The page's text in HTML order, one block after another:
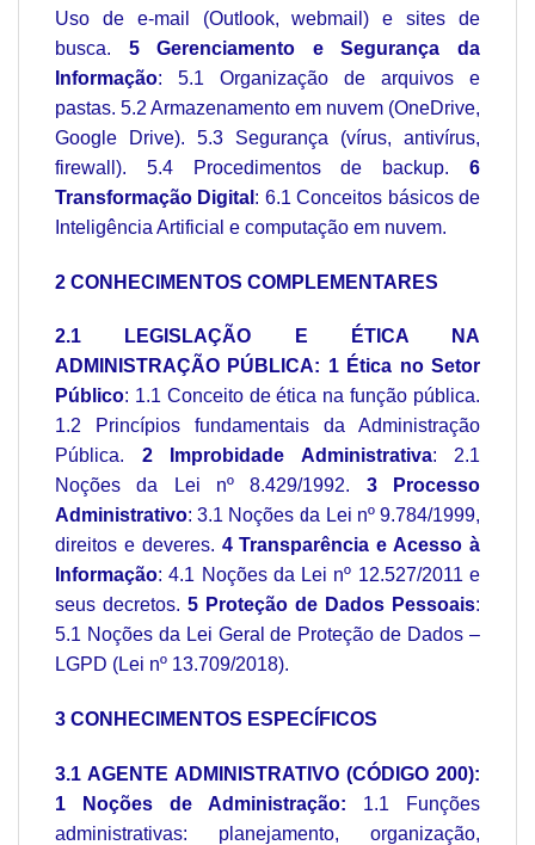
Uso de e-mail (Outlook, webmail) e sites de
busca. 5 Gerenciamento e Segurança da
Informação: 5.1 Organização de arquivos e
pastas. 5.2 Armazenamento em nuvem (OneDrive,
Google Drive). 5.3 Segurança (vírus, antivírus,
firewall). 5.4 Procedimentos de backup. 6
Transformação Digital : 6.1 Conceitos básicos de
Inteligência Artificial e computação em nuvem.
2 CONHECIMENTOS COMPLEMENTARES
2.1 LEGISLAÇÃO E ÉTICA NA
ADMINISTRAÇÃO PÚBLICA: 1 Ética no Setor
Público: 1.1 Conceito de ética na função pública.
1.2 Princípios fundamentais da Administração
Pública. 2 Improbidade Administrativa: 2.1
Noções da Lei nº 8.429/1992. 3 Processo
Administrativo: 3.1 Noções da Lei nº 9.784/1999,
direitos e deveres. 4 Transparência e Acesso à
Informação: 4.1 Noções da Lei nº 12.527/2011 e
seus decretos. 5 Proteção de Dados Pessoais:
5.1 Noções da Lei Geral de Proteção de Dados –
LGPD (Lei nº 13.709/2018).
3 CONHECIMENTOS ESPECÍFICOS
3.1 AGENTE ADMINISTRATIVO (CÓDIGO 200):
1 Noções de Administração: 1.1 Funções
administrativas: planejamento, organização,